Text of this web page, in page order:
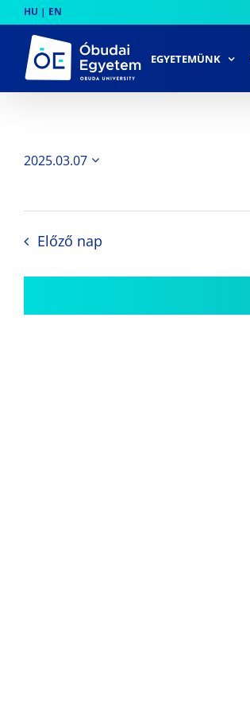
to
content
HU | EN
EGYETEMÜNK
2025.03.07
Előző nap